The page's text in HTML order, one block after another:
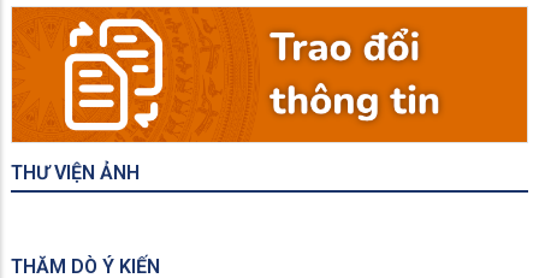
THƯ VIỆN ẢNH
THĂM DÒ Ý KIẾN